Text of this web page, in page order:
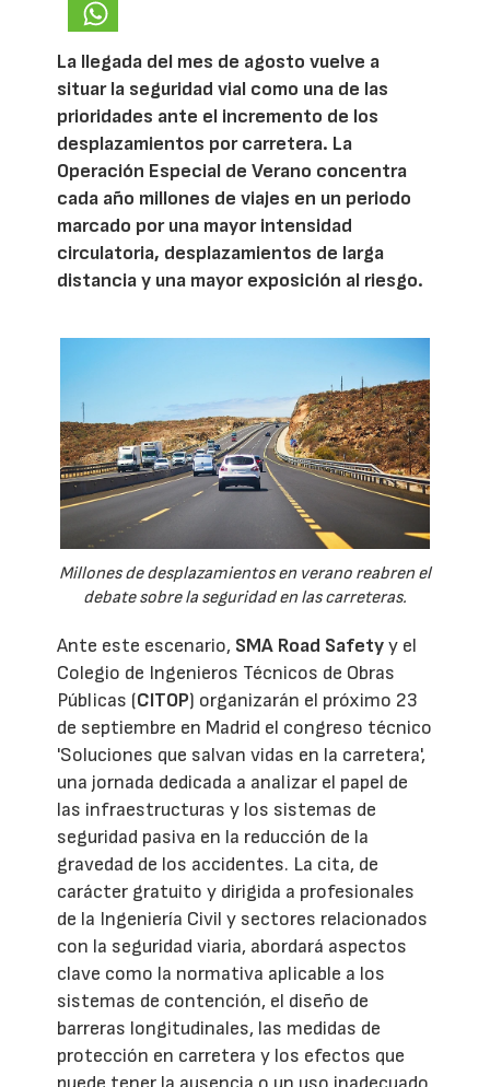
La llegada del mes de agosto vuelve a
situar la seguridad vial como una de las
prioridades ante el incremento de los
desplazamientos por carretera. La
Operación Especial de Verano concentra
cada año millones de viajes en un periodo
marcado por una mayor intensidad
circulatoria, desplazamientos de larga
distancia y una mayor exposición al riesgo.
Millones de desplazamientos en verano reabren el
debate sobre la seguridad en las carreteras.
Ante este escenario, SMA Road Safetyy el
Colegio de Ingenieros Técnicos de Obras
Públicas (CITOP) organizarán el próximo 23
de septiembre en Madrid el congreso técnico
'Soluciones que salvan vidas en la carretera',
una jornada dedicada a analizar el papel de
las infraestructuras y los sistemas de
seguridad pasiva en la reducción de la
gravedad de los accidentes. La cita, de
carácter gratuito y dirigida a profesionales
de la Ingeniería Civil y sectores relacionados
con la seguridad viaria, abordará aspectos
clave como la normativa aplicable a los
sistemas de contención, el diseño de
barreras longitudinales, las medidas de
protección en carretera y los efectos que